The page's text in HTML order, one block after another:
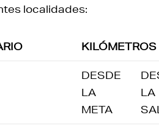
localidades:
KILÓMETROS
DESDE
LA
META
LA